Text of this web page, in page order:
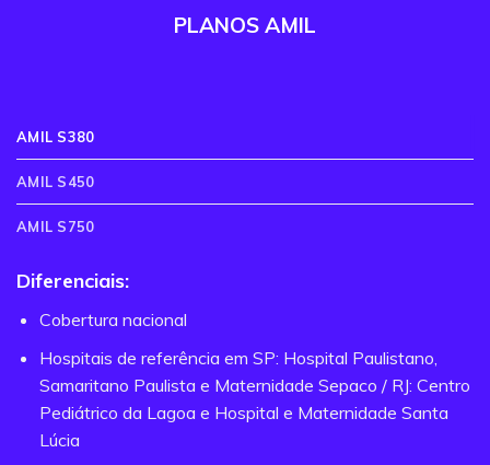
PLANOS AMIL
AMIL S380
AMIL S450
AMIL S750
Diferenciais:
Cobertura nacional
Hospitais de referência em SP: Hospital Paulistano,
Samaritano Paulista e Maternidade Sepaco / RJ: Centro
Pediátrico da Lagoa e Hospital e Maternidade Santa
Lúcia